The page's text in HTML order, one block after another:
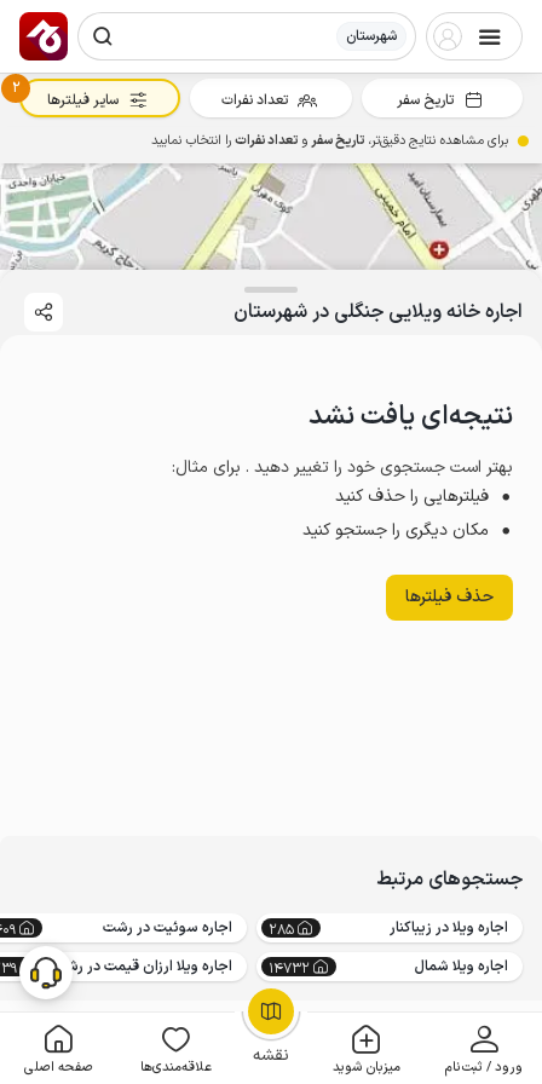
شهرستان
نقشه ورود / ثبت‌نام میزبان شوید علاقه‌مندی‌ها صفحه اصلی
OpenStreetMap
اجاره خانه ویلایی جنگلی در شهرستان
نتیجه‌ای یافت نشد
بهتر است جستجوی خود را تغییر دهید . برای مثال:
فیلترهایی را حذف کنید
مکان دیگری را جستجو کنید
حذف فیلترها
جستجوهای مرتبط
اجاره ویلا در زیباکنار 285 اجاره سوئیت در رشت
اجاره ویلا شمال
14732 اجاره ویلا ارزان قیمت در رشت
تاریخ سفر تعداد نفرات
2
سایر فیلترها
برای مشاهده نتایج دقیق‌تر، تاریخ سفرو تعداد نفراترا انتخاب نمایید